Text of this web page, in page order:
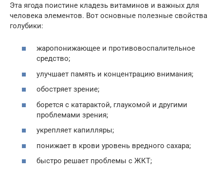
Эта ягода поистине кладезь витаминов и важных для
человека элементов. Вот основные полезные свойства
голубики:
жаропонижающее и противовоспалительное
средство;
улучшает память и концентрацию внимания;
обостряет зрение;
борется с катарактой, глаукомой и другими
проблемами зрения;
укрепляет капилляры;
понижает в крови уровень вредного сахара;
быстро решает проблемы с ЖКТ;